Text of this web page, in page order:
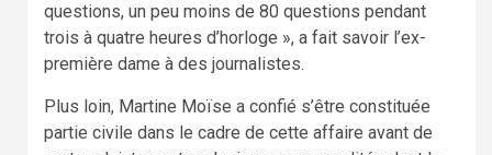
questions, un peu moins de 80 questions pendant
trois à quatre heures d’horloge », a fait savoir l’ex-
première dame à des journalistes.
Plus loin, Martine Moïse a confié s’être constituée
partie civile dans le cadre de cette affaire avant de